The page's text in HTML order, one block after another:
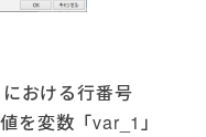
おける行番号
を変数「var_1」